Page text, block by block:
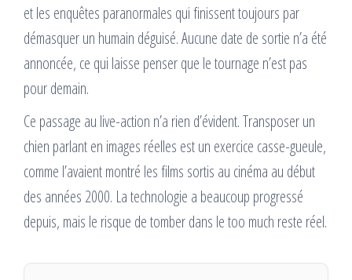
et les enquêtes paranormales qui finissent toujours par
démasquer un humain déguisé. Aucune date de sortie n’a été
annoncée, ce qui laisse penser que le tournage n’est pas
pour demain.
Ce passage au live-action n’a rien d’évident. Transposer un
chien parlant en images réelles est un exercice casse-gueule,
comme l’avaient montré les films sortis au cinéma au début
des années 2000. La technologie a beaucoup progressé
depuis, mais le risque de tomber dans le too much reste réel.